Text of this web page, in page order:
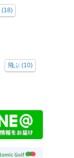
(18)
飛ぶ (10)